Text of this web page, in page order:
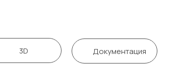
3D Документация